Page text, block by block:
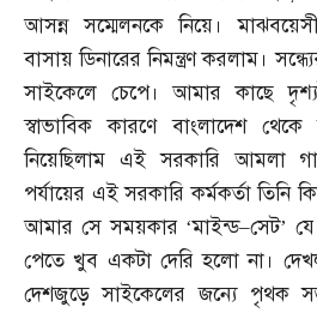
আসন্ন সম্মেলনকে নিয়ে।
বাসায় ডিনারের নিমন্ত্রণ করলাম।
সাইকেলে চেপে। আমার কাছে
স্বাভাবিক কারণে বাংলাদেশ
নিয়েছিলাম এই সরকারি আমলা
পর্যায়ের এই সরকারি কর্মকর্তা তিনি
আমার সে সময়কার ‘মাইন্ড–সেট’
পেতে খুব একটা দেরি হলো না।
দেশজুড়ে সাইকেলের জন্যে পৃথক